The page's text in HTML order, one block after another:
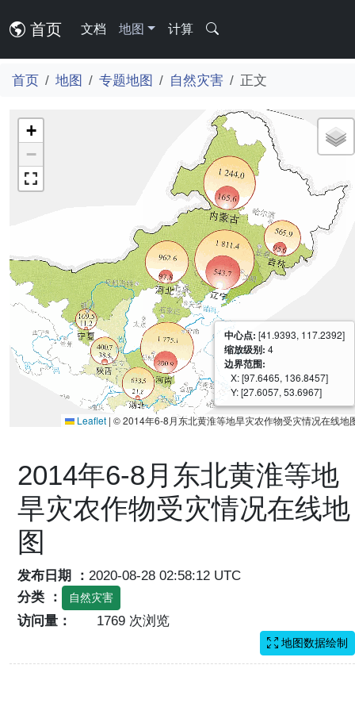
首页 文档 地图 计算
首页 地图 专题地图 自然灾害 正文
+
−
中心点: [41.9393, 117.2392]
缩放级别: 4
边界范围:
X: [97.6465, 136.8457]
Y: [27.6057, 53.6967]
Leaflet | © 2014年6-8月东北黄淮等地旱灾农作物受灾情况在线地
2014年6-8月东北黄淮等地
旱灾农作物受灾情况在线地
图
发布日期 ： 2020-08-28 02:58:12 UTC
分类 ：
自然灾害
访问量： 1769 次浏览
地图数据绘制